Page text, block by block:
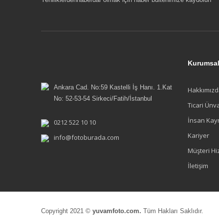
Ankara Cad. No:59 Kastelli İş Hanı. 1.Kat
No: 52-53-54 Sirkeci/Fatih/İstanbul
0212 522 10 10
info@fotoburada.com
Kurumsal
Ticari
İnsan
Kariyer
Müşteri
İletişim
Copyright 2021 © yuvamfoto.com. Tüm Hakları Saklıdır.